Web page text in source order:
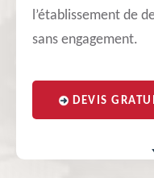
l’établissement de
sans engagement.
DEVIS